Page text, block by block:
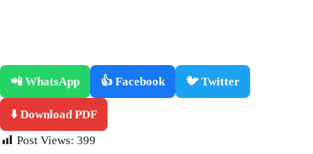
📲 WhatsApp 👍 Facebook 🐦 Twitter
⬇️ Download PDF
Post Views: 399